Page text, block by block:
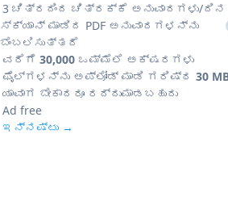
3 ಚಿತ್ರದಿಂದ ಚಿತ್ರಕ್ಕೆ ಅನುವಾದಗಳು/ದಿನ
ಸ್ಕ್ಯಾನ್ ಮಾಡಿದ PDF ಅನುವಾದಗಳನ್ನು
ಬೆಂಬಲಿಸುತ್ತದೆ
ವರೆಗೆ 30,000 ಒಮ್ಮೆಲೆ ಅಕ್ಷರಗಳು
ಫೈಲ್‌ಗಳನ್ನು ಅಪ್‌ಲೋಡ್ ಮಾಡಿ ಗರಿಷ್ಠ 30
ಯಾವಾಗ ಬೇಕಾದರೂ ರದ್ದುಮಾಡಬಹುದು
Ad free
ಇನ್ನಷ್ಟು →